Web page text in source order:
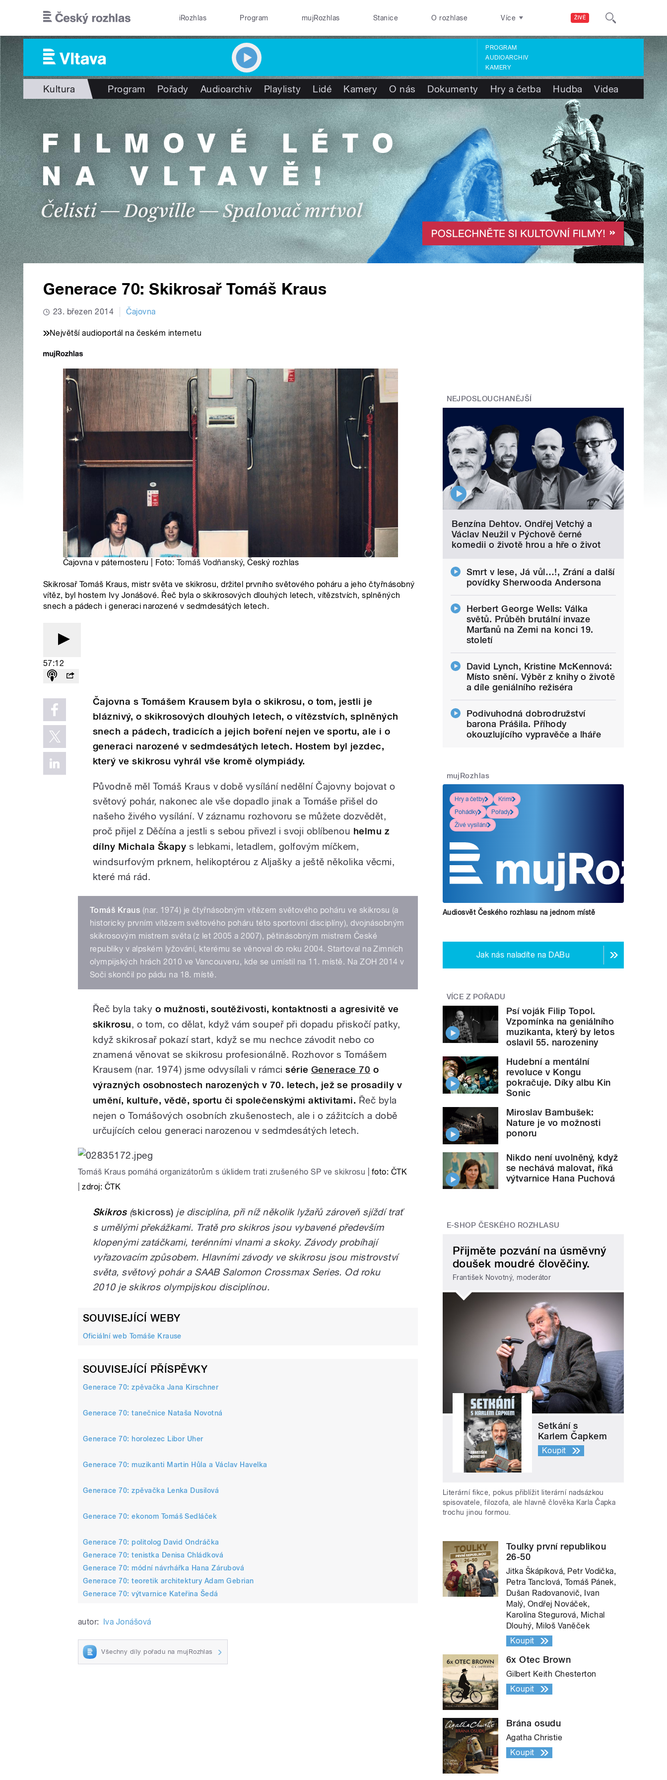
ŽIVĚ
iRozhlas Program mujRozhlas Stanice O rozhlase Více
PROGRAM
AUDIOARCHIV
KAMERY
Kultura Program Pořady Audioarchiv Playlisty Lidé Kamery O nás Dokumenty Hry a četba Hudba Videa
Generace 70: Skikrosař Tomáš Kraus
23. březen 2014 Čajovna
Největší audioportál na českém internetu
Čajovna v páternosteru | Foto: Tomáš Vodňanský, Český rozhlas
Skikrosař Tomáš Kraus, mistr světa ve skikrosu, držitel prvního světového poháru a jeho čtyřnásobný
vítěz, byl hostem Ivy Jonášové. Řeč byla o skikrosových dlouhých letech, vítězstvích, splněných
snech a pádech i generaci narozené v sedmdesátých letech.
57:12
Čajovna s Tomášem Krausem byla o skikrosu, o tom, jestli je
bláznivý, o skikrosových dlouhých letech, o vítězstvích, splněných
snech a pádech, tradicích a jejich boření nejen ve sportu, ale i o
generaci narozené v sedmdesátých letech. Hostem byl jezdec,
který ve skikrosu vyhrál vše kromě olympiády.
Původně měl Tomáš Kraus v době vysílání nedělní Čajovny bojovat o
světový pohár, nakonec ale vše dopadlo jinak a Tomáše přišel do
našeho živého vysílání. V záznamu rozhovoru se můžete dozvědět,
proč přijel z Děčína a jestli s sebou přivezl i svoji oblíbenou helmu z
dílny Michala Škapy s lebkami, letadlem, golfovým míčkem,
windsurfovým prknem, helikoptérou z Aljašky a ještě několika věcmi,
které má rád.
Tomáš Kraus (nar. 1974) je čtyřnásobným vítězem světového poháru ve skikrosu (a
historicky prvním vítězem světového poháru této sportovní disciplíny), dvojnásobným
skikrosovým mistrem světa (z let 2005 a 2007), pětinásobným mistrem České
republiky v alpském lyžování, kterému se věnoval do roku 2004. Startoval na Zimních
olympijských hrách 2010 ve Vancouveru, kde se umístil na 11. místě. Na ZOH 2014 v
Soči skončil po pádu na 18. místě.
Řeč byla taky o mužnosti, soutěživosti, kontaktnosti a agresivitě ve
skikrosu, o tom, co dělat, když vám soupeř při dopadu přiskočí patky,
když skikrosař pokazí start, když se mu nechce závodit nebo co
znamená věnovat se skikrosu profesionálně. Rozhovor s Tomášem
Krausem (nar. 1974) jsme odvysílali v rámci sérieGenerace 70 o
výrazných osobnostech narozených v 70. letech, jež se prosadily v
umění, kultuře, vědě, sportu či společenskými aktivitami. Řeč byla
nejen o Tomášových osobních zkušenostech, ale i o zážitcích a době
určujících celou generaci narozenou v sedmdesátých letech.
Tomáš Kraus pomáhá organizátorům s úklidem trati zrušeného SP ve skikrosu
foto: ČTK
zdroj: ČTK
Skikros(skicross) je disciplína, při níž několik lyžařů zároveň sjíždí trať
s umělými překážkami. Tratě pro skikros jsou vybavené především
klopenými zatáčkami, terénními vlnami a skoky. Závody probíhají
vyřazovacím způsobem. Hlavními závody ve skikrosu jsou mistrovství
světa, světový pohár a SAAB Salomon Crossmax Series. Od roku
2010 je skikros olympijskou disciplínou.
SOUVISEJÍCÍ WEBY
Oficiální web Tomáše Krause
SOUVISEJÍCÍ PŘÍSPĚVKY
Generace 70: zpěvačka Jana Kirschner
Generace 70: tanečnice Nataša Novotná
Generace 70: horolezec Libor Uher
Generace 70: muzikanti Martin Hůla a Václav Havelka
Generace 70: zpěvačka Lenka Dusilová
Generace 70: ekonom Tomáš Sedláček
Generace 70: politolog David Ondráčka
Generace 70: tenistka Denisa Chládková
Generace 70: módní návrhářka Hana Zárubová
Generace 70: teoretik architektury Adam Gebrian
Generace 70: výtvarnice Kateřina Šedá
autor: Iva Jonášová
Všechny díly pořadu na mujRozhlas
NEJPOSLOUCHANĚJŠÍ
Benzína Dehtov. Ondřej Vetchý a
Václav Neužil v Pýchově černé
komedii o životě hrou a hře o život
Smrt v lese, Já vůl…!, Zrání a další
povídky Sherwooda Andersona
Herbert George Wells: Válka
světů. Průběh brutální invaze
Marťanů na Zemi na konci 19.
století
David Lynch, Kristine McKennová:
Místo snění. Výběr z knihy o životě
a díle geniálního režiséra
Podivuhodná dobrodružství
barona Prášila. Příhody
okouzlujícího vypravěče a lháře
mujRozhlas
Hry a četby
Krimi
Pohádky
Pořady
Živé vysílání
Audiosvět Českého rozhlasu na jednom místě
Jak nás naladíte na DABu
VÍCE Z POŘADU
Psí voják Filip Topol.
Vzpomínka na geniálního
muzikanta, který by letos
oslavil 55. narozeniny
Hudební a mentální
revoluce v Kongu
pokračuje. Díky albu Kin
Sonic
Miroslav Bambušek:
Nature je vo možnosti
ponoru
Nikdo není uvolněný, když
se nechává malovat, říká
výtvarnice Hana Puchová
E-SHOP ČESKÉHO ROZHLASU
Přijměte pozvání na úsměvný
doušek moudré člověčiny.
František Novotný, moderátor
Setkání s
Karlem Čapkem
Koupit
Literární fikce, pokus přiblížit literární nadsázkou
spisovatele, filozofa, ale hlavně člověka Karla Čapka
trochu jinou formou.
Toulky první republikou
26-50
Jitka Škápíková, Petr Vodička,
Petra Tanclová, Tomáš Pánek,
Dušan Radovanovič, Ivan
Malý, Ondřej Nováček,
Karolína Stegurová, Michal
Dlouhý, Miloš Vaněček
Koupit
6x Otec Brown
Gilbert Keith Chesterton
Koupit
Brána osudu
Agatha Christie
Koupit